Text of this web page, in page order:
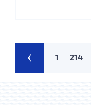
‹ 1 214